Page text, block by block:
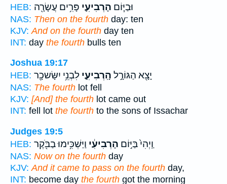
HEB:
וּבַיּ֧וֹם הָרְבִיעִ֛י פָּרִ֥ים עֲשָׂרָ֖ה
NAS: Then on the fourth day: ten
KJV: And on the fourth day ten
INT: day the fourth bulls ten
Joshua 19:17
HEB:
יָצָ֖א הַגּוֹרָ֣ל הָֽרְבִיעִ֑י לִבְנֵ֥י יִשָּׂשכָ֖ר
NAS: The fourth lot fell
KJV: [And] the fourth lot came out
INT: fell lot the fourth to the sons of Issachar
Judges 19:5
HEB:
וַֽיְהִי֙ בַּיּ֣וֹם הָרְבִיעִ֔י וַיַּשְׁכִּ֥ימוּ בַבֹּ֖קֶר
NAS: Now on the fourth day
KJV: And it came to pass on the fourth day,
INT: become day the fourth got the morning